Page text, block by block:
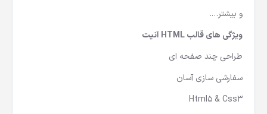
و بیشتر….
ویژگی های قالب HTML آنیت
طراحی چند صفحه ای
سفارشی سازی آسان
Html5 & Css3